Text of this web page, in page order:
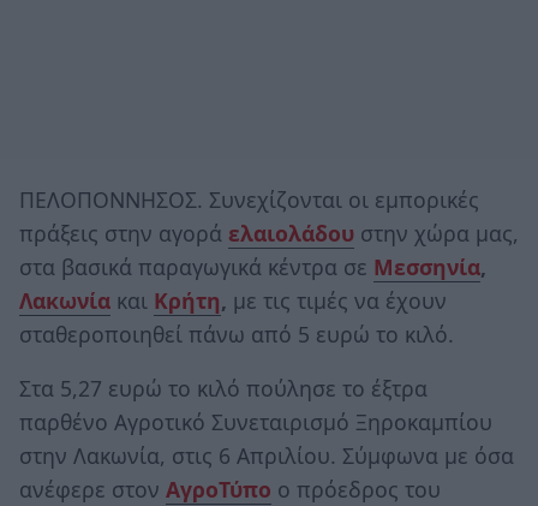
ΠΕΛΟΠΟΝΝΗΣΟΣ. Συνεχίζονται οι εμπορικές
πράξεις στην αγορά ελαιολάδου στην χώρα μας,
στα βασικά παραγωγικά κέντρα σε Μεσσηνία,
Λακωνία και Κρήτη, με τις τιμές να έχουν
σταθεροποιηθεί πάνω από 5 ευρώ το κιλό.
Στα 5,27 ευρώ το κιλό πούλησε το έξτρα
παρθένο Αγροτικό Συνεταιρισμό Ξηροκαμπίου
στην Λακωνία, στις 6 Απριλίου. Σύμφωνα με όσα
ανέφερε στον ΑγροΤύπο ο πρόεδρος του